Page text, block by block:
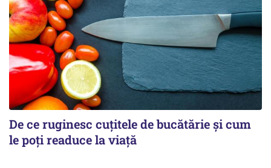
De ce ruginesc cuțitele de bucătărie și cum
le poți readuce la viață